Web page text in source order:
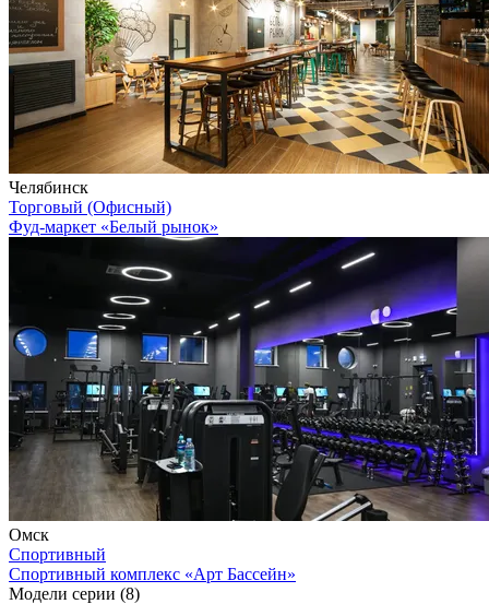
Челябинск
Торговый (Офисный)
Фуд-маркет «Белый рынок»
Омск
Спортивный
Спортивный комплекс «Арт Бассейн»
Модели серии (8)